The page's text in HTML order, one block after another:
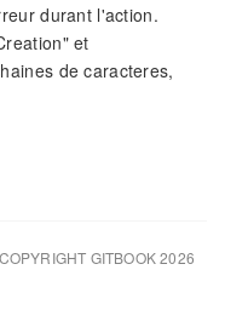
durant l'action.
et
de caracteres,
COPYRIGHT GITBOOK 2026